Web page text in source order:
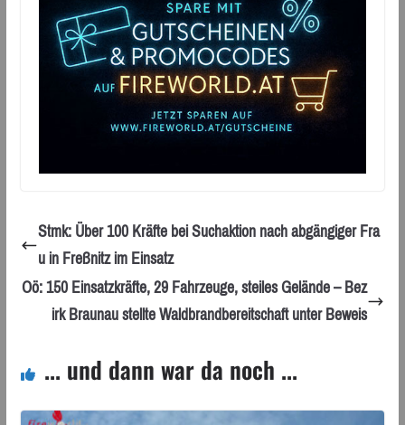
Stmk: Über 100 Kräfte bei Suchaktion nach abgängiger Fra
u in Freßnitz im Einsatz
Oö: 150 Einsatzkräfte, 29 Fahrzeuge, steiles Gelände – Bez
irk Braunau stellte Waldbrandbereitschaft unter Beweis
... und dann war da noch ...